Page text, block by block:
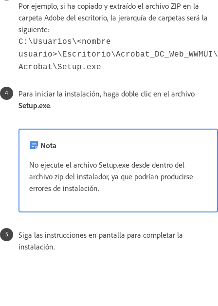
Por ejemplo, si ha copiado y extraído el archivo ZIP en la
carpeta Adobe del escritorio, la jerarquía de carpetas será la
siguiente:
C:\Usuarios\<nombre
Acrobat\Setup.exe
Para iniciar la instalación, haga doble clic en el archivo
Setup.exe.
Nota
No ejecute el archivo Setup.exe desde dentro del
archivo zip del instalador, ya que podrían producirse
errores de instalación.
Siga las instrucciones en pantalla para completar la
instalación.